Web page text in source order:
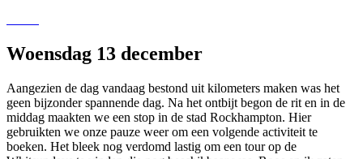
Woensdag 13 december
Aangezien de dag vandaag bestond uit kilometers maken was het
geen bijzonder spannende dag. Na het ontbijt begon de rit en in de
middag maakten we een stop in de stad Rockhampton. Hier
gebruikten we onze pauze weer om een volgende activiteit te
boeken. Het bleek nog verdomd lastig om een tour op de